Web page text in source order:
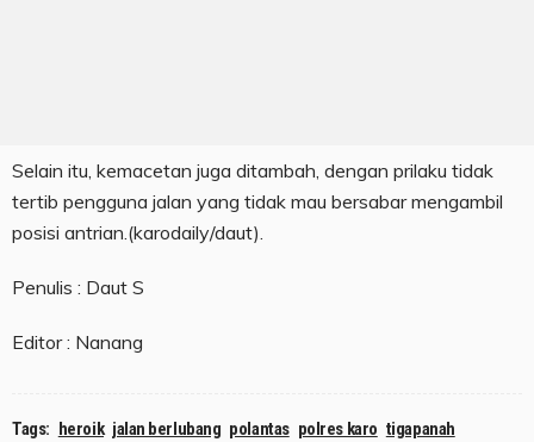
Selain itu, kemacetan juga ditambah, dengan prilaku tidak
tertib pengguna jalan yang tidak mau bersabar mengambil
posisi antrian.(karodaily/daut).
Penulis : Daut S
Editor : Nanang
Tags: heroik jalan berlubang polantas polres karo tigapanah